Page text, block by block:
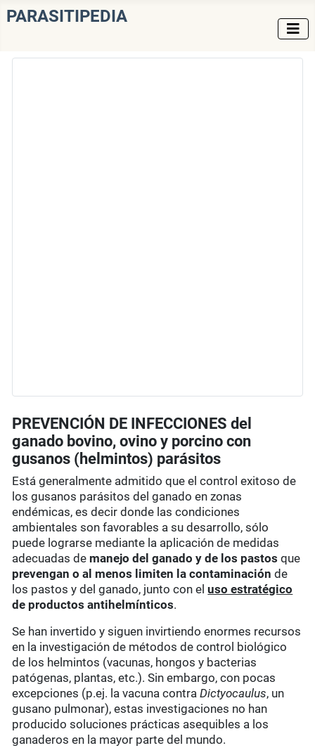
PARASITIPEDIA
PREVENCIÓN DE INFECCIONES del
ganado bovino, ovino y porcino con
gusanos (helmintos) parásitos
Está generalmente admitido que el control exitoso de
los gusanos parásitos del ganado en zonas
endémicas, es decir donde las condiciones
ambientales son favorables a su desarrollo, sólo
puede lograrse mediante la aplicación de medidas
adecuadas de manejo del ganado y de los pastos que
prevengan o al menos limiten la contaminaciónde
los pastos y del ganado, junto con eluso estratégico
de productos antihelmínticos.
Se han invertido y siguen invirtiendo enormes recursos
en la investigación de métodos de control biológico
de los helmintos (vacunas, hongos y bacterias
patógenas, plantas, etc.). Sin embargo, con pocas
excepciones (p.ej. la vacuna contraDictyocaulus, un
gusano pulmonar), estas investigaciones no han
producido soluciones prácticas asequibles a los
ganaderos en la mayor parte del mundo.